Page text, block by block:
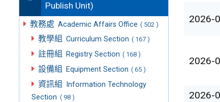
Publish Unit)
教務處 Academic Affairs Office ( 502 )
教學組 Curriculum Section ( 167 )
註冊組 Registry Section ( 168 )
設備組 Equipment Section ( 65 )
資訊組
Information Technology
Section ( 98 )
2026-
2026-
2026-